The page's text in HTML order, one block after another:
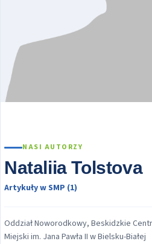
NASI AUTORZY
Nataliia Tolstova
Artykuły w SMP (1)
Oddział Noworodkowy, Beskidzkie
Miejski im. Jana Pawła II w Bielsku-Białej